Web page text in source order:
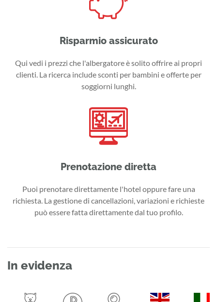
Risparmio assicurato
Qui vedi i prezzi che l'albergatore è solito offrire ai propri
clienti. La ricerca include sconti per bambini e offerte per
soggiorni lunghi.
Prenotazione diretta
Puoi prenotare direttamente l'hotel oppure fare una
richiesta. La gestione di cancellazioni, variazioni e richieste
può essere fatta direttamente dal tuo profilo.
In evidenza